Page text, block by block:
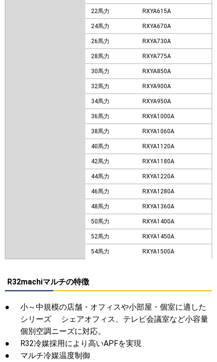
22馬力 RXYA615A
24馬力 RXYA670A
26馬力 RXYA730A
28馬力 RXYA775A
30馬力 RXYA850A
32馬力 RXYA900A
34馬力 RXYA950A
36馬力 RXYA1000A
38馬力 RXYA1060A
40馬力 RXYA1120A
42馬力 RXYA1180A
44馬力 RXYA1220A
46馬力 RXYA1280A
48馬力 RXYA1360A
50馬力 RXYA1400A
52馬力 RXYA1450A
54馬力 RXYA1500A
R32machiマルチの特徴
●
小～中規模の店舗・オフィスや小部屋・個室に適した
シリーズ シェアオフィス、テレビ会議室など小容量
個別空調ニーズに対応。
●
R32冷媒採用により高いAPFを実現
●
マルチ冷媒温度制御